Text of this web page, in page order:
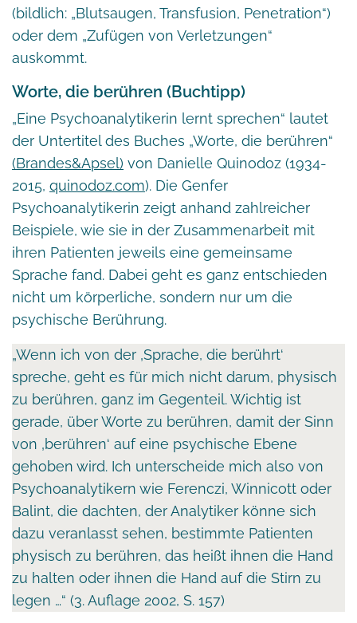
(bildlich: „Blutsaugen, Transfusion, Penetration“)
oder dem „Zufügen von Verletzungen“
auskommt.
Worte, die berühren (Buchtipp)
„Eine Psychoanalytikerin lernt sprechen“ lautet
der Untertitel des Buches „Worte, die berühren“
(Brandes&Apsel) von Danielle Quinodoz (1934-
2015, quinodoz.com). Die Genfer
Psychoanalytikerin zeigt anhand zahlreicher
Beispiele, wie sie in der Zusammenarbeit mit
ihren Patienten jeweils eine gemeinsame
Sprache fand. Dabei geht es ganz entschieden
nicht um körperliche, sondern nur um die
psychische Berührung.
„Wenn ich von der ‚Sprache, die berührt‘
spreche, geht es für mich nicht darum, physisch
zu berühren, ganz im Gegenteil. Wichtig ist
gerade, über Worte zu berühren, damit der Sinn
von ‚berühren‘ auf eine psychische Ebene
gehoben wird. Ich unterscheide mich also von
Psychoanalytikern wie Ferenczi, Winnicott oder
Balint, die dachten, der Analytiker könne sich
dazu veranlasst sehen, bestimmte Patienten
physisch zu berühren, das heißt ihnen die Hand
zu halten oder ihnen die Hand auf die Stirn zu
legen …“ (3. Auflage 2002, S. 157)